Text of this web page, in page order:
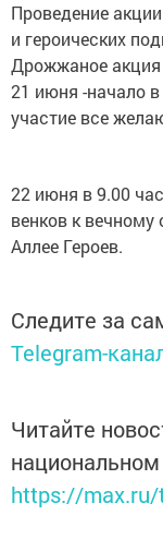
Проведение
и героических
Дрожжаное акция
21 июня -начало
участие все
22 июня в 9.00
венков к
Аллее Героев.
Следите за
Telegram-
Читайте
https://